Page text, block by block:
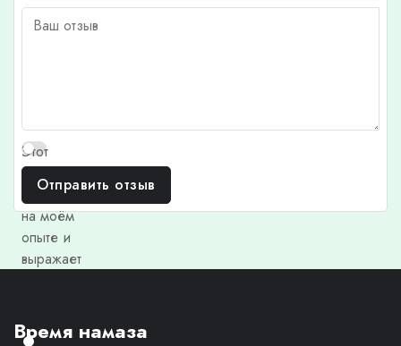
Этот
отзыв
основан
на моём
опыте и
выражает
мнение.
Отправить отзыв
Время намаза